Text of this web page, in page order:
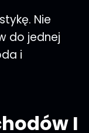
Nie
do jednej
i
I